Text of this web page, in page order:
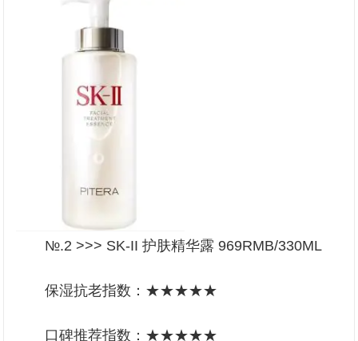
№.2 >>> SK-II 护肤精华露 969RMB/330ML
保湿抗老指数：★★★★★
口碑推荐指数：★★★★★